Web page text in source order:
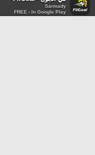
Sarmady
FREE - In Google Play